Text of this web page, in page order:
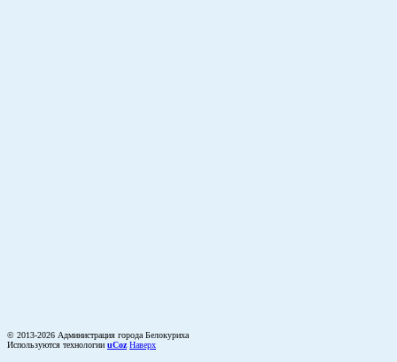
© 2013-2026 Администрация города Белокуриха
Используются технологии uCoz Наверх